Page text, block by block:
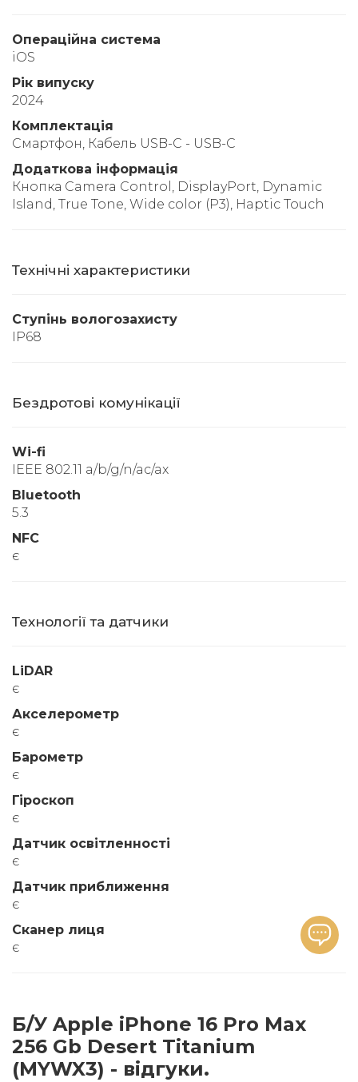
Операційна система
iOS
Рік випуску
2024
Комплектація
Смартфон, Кабель USB-C - USB-C
Додаткова інформація
Кнопка Camera Control, DisplayPort, Dynamic
Island, True Tone, Wide color (P3), Haptic Touch
Технічні характеристики
Ступінь вологозахисту
IP68
Бездротові комунікації
Wi-fi
IEEE 802.11 a/b/g/n/ac/ax
Bluetooth
5.3
NFC
є
Технології та датчики
LiDAR
є
Акселерометр
є
Барометр
є
Гіроскоп
є
Датчик освітленності
є
Датчик приближення
є
Сканер лиця
є
Б/У Apple iPhone 16 Pro Max
256 Gb Desert Titanium
(MYWX3) - відгуки.